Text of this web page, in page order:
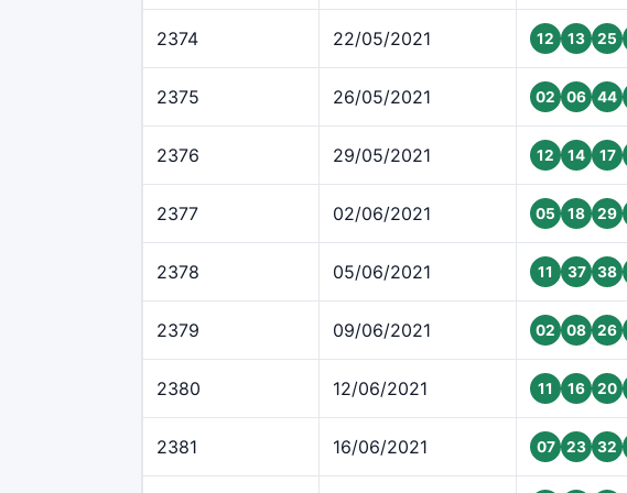
2374 22/05/2021 12 13 25
2375 26/05/2021 02 06 44
2376 29/05/2021 12 14 17
2377 02/06/2021 05 18 29
2378 05/06/2021 11 37 38
2379 09/06/2021 02 08 26
2380 12/06/2021 11 16 20
2381 16/06/2021 07 23 32